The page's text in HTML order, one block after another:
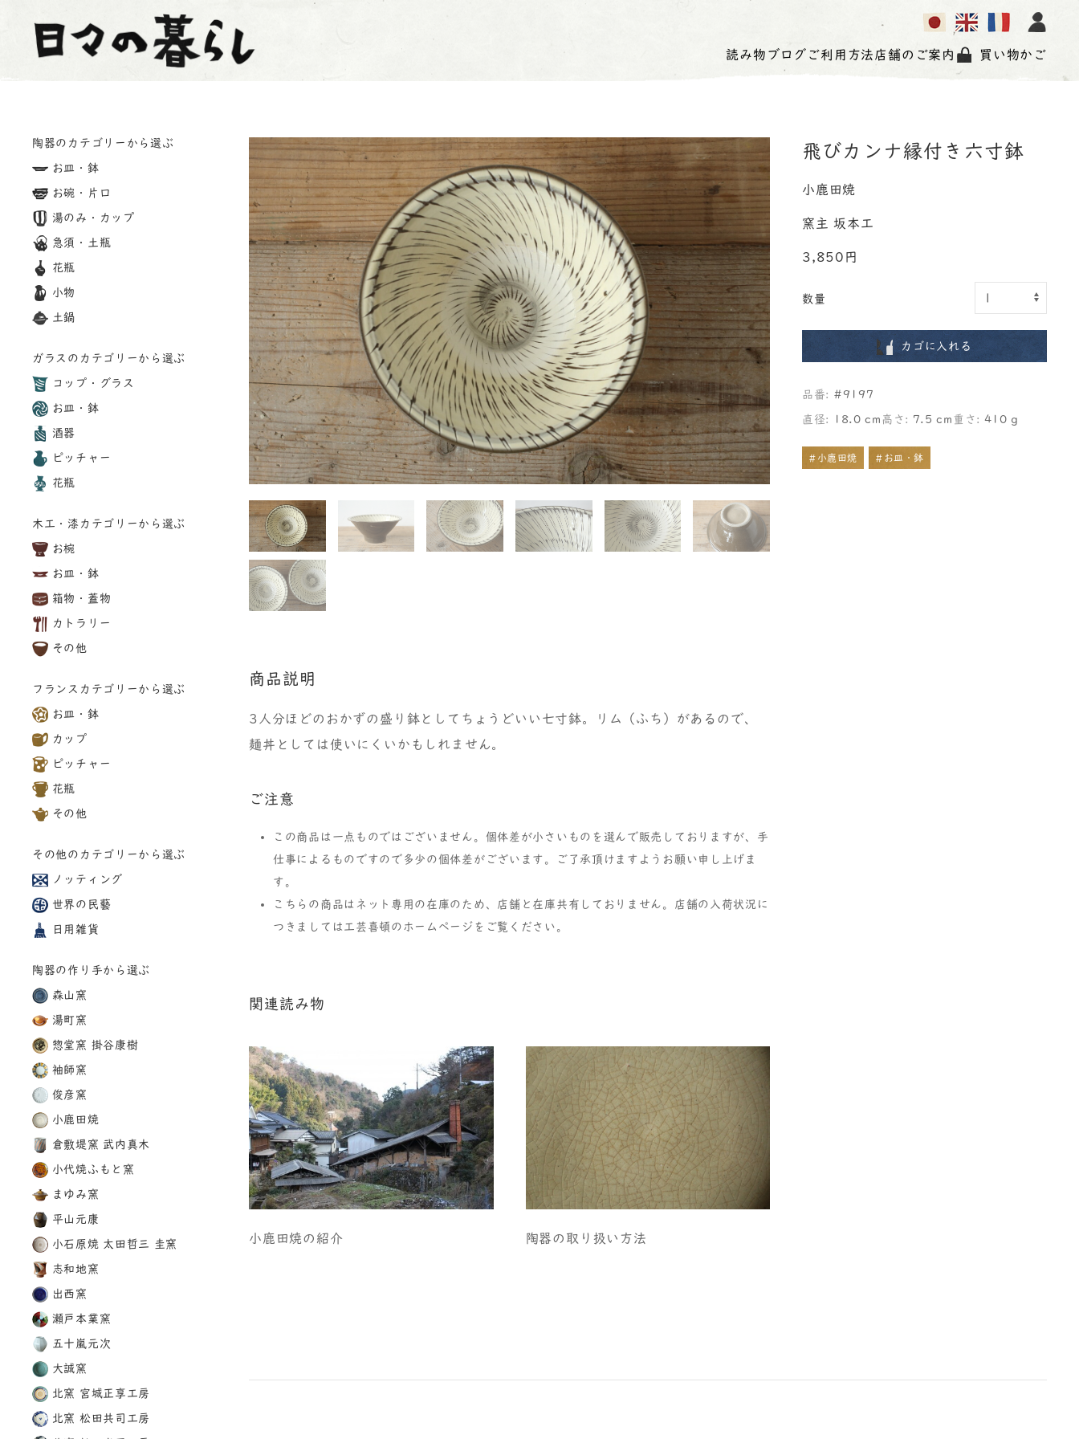
読み物 ブログ ご利用方法 店舗のご案内 買い物かご
陶器のカテゴリーから選ぶ
お皿・鉢
お碗・片口
湯のみ・カップ
急須・土瓶
花瓶
小物
土鍋
ガラスのカテゴリーから選ぶ
コップ・グラス
お皿・鉢
酒器
ピッチャー
花瓶
木工・漆カテゴリーから選ぶ
お椀
お皿・鉢
箱物・蓋物
カトラリー
その他
フランスカテゴリーから選ぶ
お皿・鉢
カップ
ピッチャー
花瓶
その他
その他のカテゴリーから選ぶ
ノッティング
世界の民藝
日用雑貨
陶器の作り手から選ぶ
森山窯
湯町窯
惣堂窯 掛谷康樹
袖師窯
俊彦窯
小鹿田焼
倉敷堤窯 武内真木
小代焼ふもと窯
まゆみ窯
平山元康
小石原焼 太田哲三 圭窯
志和地窯
出西窯
瀬戸本業窯
五十嵐元次
大誠窯
北窯 宮城正享工房
北窯 松田共司工房
商品説明
3人分ほどのおかずの盛り鉢としてちょうどいい七寸鉢。リム（ふち）があるので、
麺丼としては使いにくいかもしれません。
ご注意
この商品は一点ものではございません。個体差が小さいものを選んで販売しておりますが、手
仕事によるものですので多少の個体差がございます。ご了承頂けますようお願い申し上げま
す。
こちらの商品はネット専用の在庫のため、店舗と在庫共有しておりません。店舗の入荷状況に
つきましては工芸喜頓のホームページをご覧ください。
関連読み物
小鹿田焼の紹介 陶器の取り扱い方法
飛びカンナ縁付き六寸鉢
小鹿田焼
窯主 坂本工
3,850円
数量
カゴに入れる
品番: #9197
直径: 18.0 cm 高さ: 7.5 cm 重さ: 410 g
#小鹿田焼 #お皿・鉢